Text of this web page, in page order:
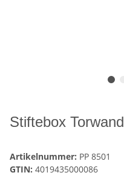
Stiftebox Torwand
Artikelnummer: PP 8501
GTIN: 4019435000086